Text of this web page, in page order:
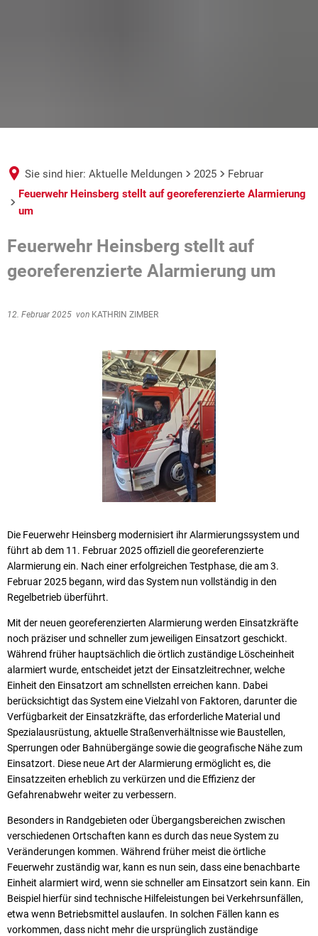
Sie sind hier: Aktuelle Meldungen 2025
Februar
Feuerwehr Heinsberg stellt auf georeferenzierte Alarmierung
um
Feuerwehr Heinsberg stellt auf
georeferenzierte Alarmierung um
12. Februar 2025 von KATHRIN ZIMBER
Die Feuerwehr Heinsberg modernisiert ihr Alarmierungssystem und
führt ab dem 11. Februar 2025 offiziell die georeferenzierte
Alarmierung ein. Nach einer erfolgreichen Testphase, die am 3.
Februar 2025 begann, wird das System nun vollständig in den
Regelbetrieb überführt.
Mit der neuen georeferenzierten Alarmierung werden Einsatzkräfte
noch präziser und schneller zum jeweiligen Einsatzort geschickt.
Während früher hauptsächlich die örtlich zuständige Löscheinheit
alarmiert wurde, entscheidet jetzt der Einsatzleitrechner, welche
Einheit den Einsatzort am schnellsten erreichen kann. Dabei
berücksichtigt das System eine Vielzahl von Faktoren, darunter die
Verfügbarkeit der Einsatzkräfte, das erforderliche Material und
Spezialausrüstung, aktuelle Straßenverhältnisse wie Baustellen,
Sperrungen oder Bahnübergänge sowie die geografische Nähe zum
Einsatzort. Diese neue Art der Alarmierung ermöglicht es, die
Einsatzzeiten erheblich zu verkürzen und die Effizienz der
Gefahrenabwehr weiter zu verbessern.
Besonders in Randgebieten oder Übergangsbereichen zwischen
verschiedenen Ortschaften kann es durch das neue System zu
Veränderungen kommen. Während früher meist die örtliche
Feuerwehr zuständig war, kann es nun sein, dass eine benachbarte
Einheit alarmiert wird, wenn sie schneller am Einsatzort sein kann. Ein
Beispiel hierfür sind technische Hilfeleistungen bei Verkehrsunfällen,
etwa wenn Betriebsmittel auslaufen. In solchen Fällen kann es
vorkommen, dass nicht mehr die ursprünglich zuständige